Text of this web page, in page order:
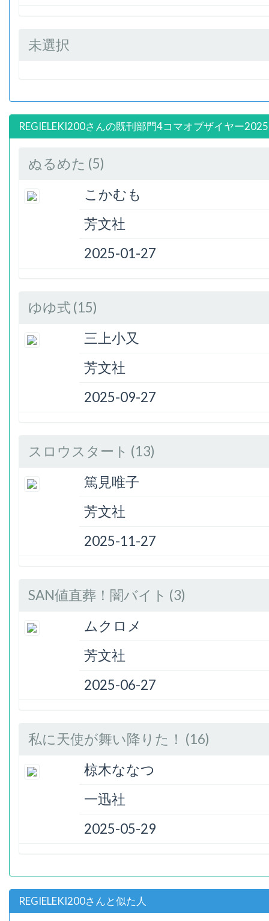
未選択
REGIELEKI200さんの既刊部門4コマオブザイヤー
ぬるめた (5)
こかむも
芳文社
2025-01-27
ゆゆ式 (15)
三上小又
芳文社
2025-09-27
スロウスタート (13)
篤見唯子
芳文社
2025-11-27
SAN値直葬！闇バイト (3)
ムクロメ
芳文社
2025-06-27
私に天使が舞い降りた！ (16)
椋木ななつ
一迅社
2025-05-29
REGIELEKI200さんと似た人